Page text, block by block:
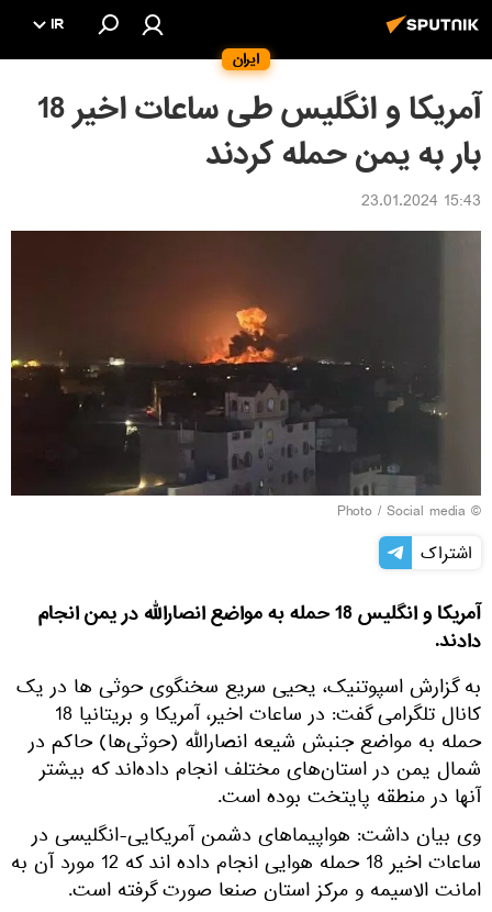
ایران
IR
آمریکا و انگلیس طی ساعات اخیر 18
بار به یمن حمله کردند
15:43 23.01.2024
© Photo / Social media
اشتراک
آمریکا و انگلیس 18 حمله به مواضع انصارالله در یمن انجام
دادند.
به گزارش اسپوتنیک، یحیی سریع سخنگوی حوثی ها در یک
کانال تلگرامی گفت: در ساعات اخیر، آمریکا و بریتانیا 18
حمله به مواضع جنبش شیعه انصارالله (حوثی‌ها) حاکم در
شمال یمن در استان‌های مختلف انجام داده‌اند که بیشتر
آنها در منطقه پایتخت بوده است.
وی بیان داشت: هواپیماهای دشمن آمریکایی-انگلیسی در
ساعات اخیر 18 حمله هوایی انجام داده اند که 12 مورد آن به
امانت الاسیمه و مرکز استان صنعا صورت گرفته است.